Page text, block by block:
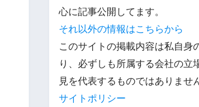
心に記事公開してます。
それ以外の情報はこちらから
このサイトの掲載内容は私自身
り、必ずしも所属する会社の立
見を代表するものではありませ
サイトポリシー